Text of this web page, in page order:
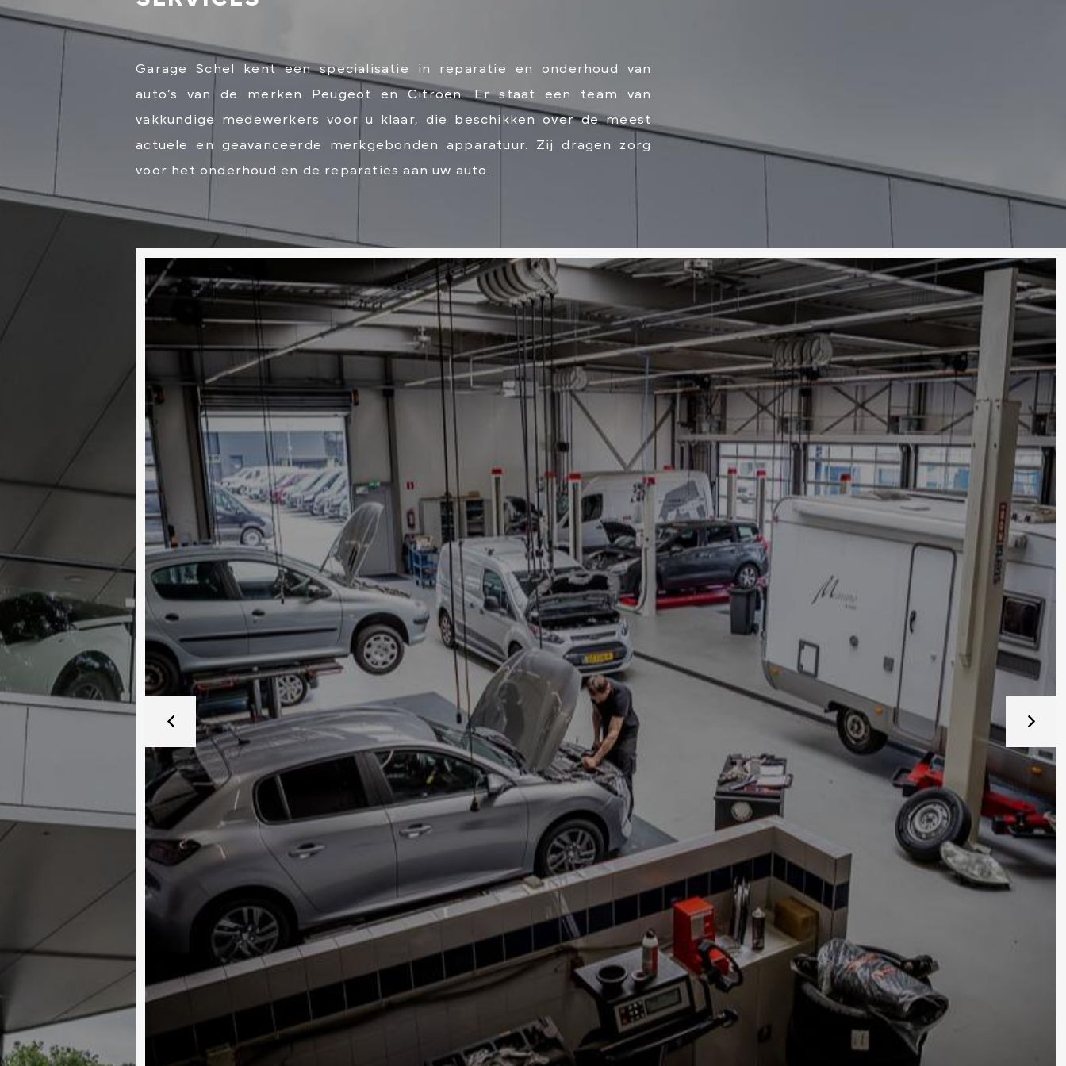
Garage Schel kent een specialisatie in reparatie en onderhoud van
auto’s van de merken Peugeot en Citroën. Er staat een team van
vakkundige medewerkers voor u klaar, die beschikken over de meest
actuele en geavanceerde merkgebonden apparatuur. Zij dragen zorg
voor het onderhoud en de reparaties aan uw auto.
WERKPLAATSAFSPRAAK PLANNEN